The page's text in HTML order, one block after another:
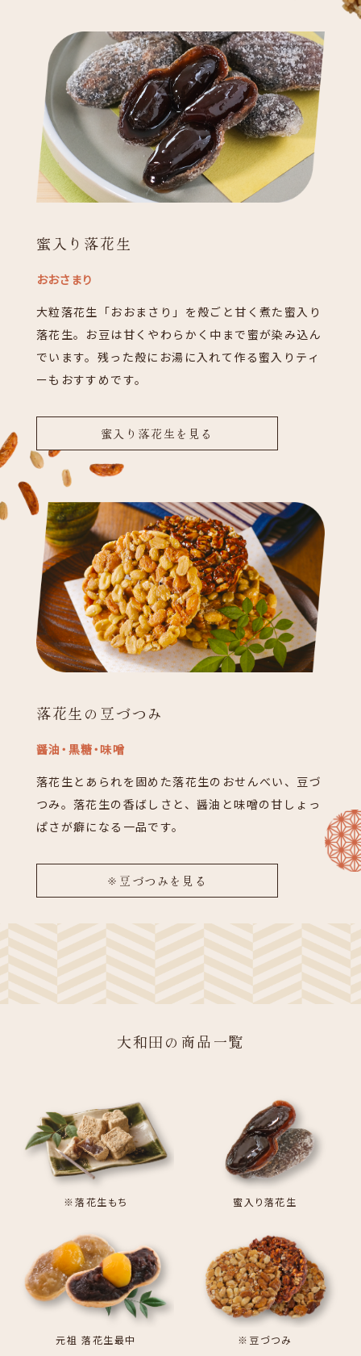
蜜入り落花生
おおさまり
大粒落花生「おおまさり」を殻ごと甘く煮た蜜入り
落花生。お豆は甘くやわらかく中まで蜜が染み込ん
でいます。残った殻にお湯に入れて作る蜜入りティ
ーもおすすめです。
蜜入り落花生を見る
落花生の豆づつみ
醤油・黒糖・味噌
落花生とあられを固めた落花生のおせんべい、豆づ
つみ。落花生の香ばしさと、醤油と味噌の甘しょっ
ぱさが癖になる一品です。
※豆づつみを見る
大和田の商品一覧
※落花生もち 蜜入り落花生
元祖 落花生最中 ※豆づつみ